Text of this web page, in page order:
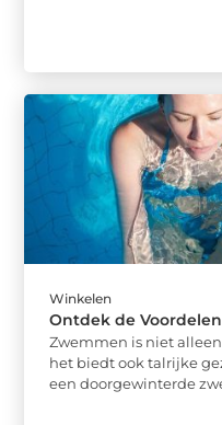
Winkelen
Ontdek de
Zwemmen is niet
het biedt ook talrijke
een doorgewinterde